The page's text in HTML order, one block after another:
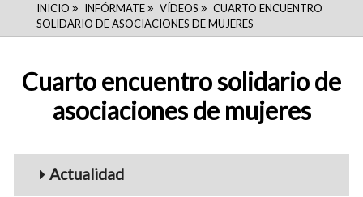
RUTA
DE
NAVEGACIÓN
INICIO INFÓRMATE VÍDEOS
CUARTO ENCUENTRO
SOLIDARIO DE ASOCIACIONES DE MUJERES
Cuarto encuentro solidario de
asociaciones de mujeres
Menu_Videos
Actualidad